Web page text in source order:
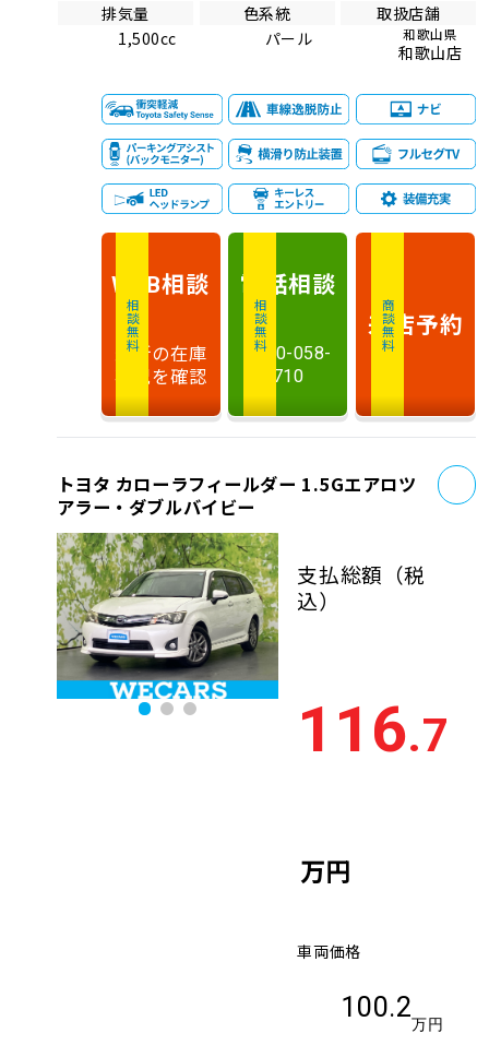
排気量
1,500cc
色系統
パール
取扱店舗
和歌山県
和歌山店
相談無料
WEB相談
最新の在庫
状況を確認
相談無料
電話相談
0120-058-
710
商談無料
来店予約
トヨタ カローラフィールダー 1.5Gエアロツ
アラー・ダブルバイビー
支払総額 （税
込）
116.7
万円
車両価格
100.2
万円